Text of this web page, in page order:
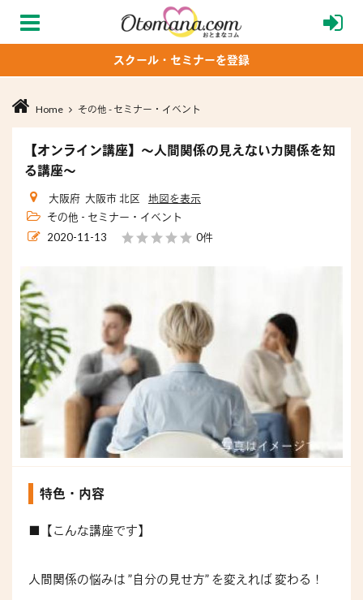
スクール・セミナーを登録
Home その他 - セミナー・イベント
【オンライン講座】〜人間関係の見えない力関係を知
る講座〜
大阪府 大阪市 北区
地図を表示
その他 - セミナー・イベント
2020-11-13
0件
特色・内容
■【こんな講座です】
人間関係の悩みは ”自分の見せ方” を変えれば 変わる！